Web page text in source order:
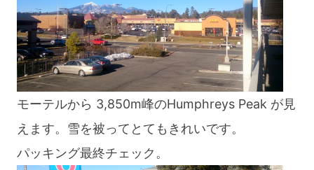
モーテルから 3,850m峰のHumphreys Peak が見
えます。雪を被ってとてもきれいです。
パッキング最終チェック。